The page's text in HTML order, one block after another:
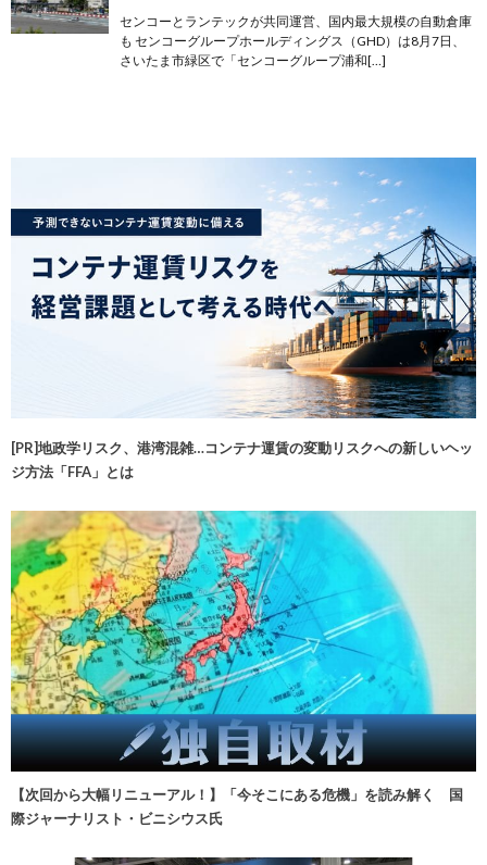
センコーとランテックが共同運営、国内最大規模の自動倉庫
も センコーグループホールディングス（GHD）は8月7日、
さいたま市緑区で「センコーグループ浦和[…]
[PR]地政学リスク、港湾混雑…コンテナ運賃の変動リスクへの新しいヘッ
ジ方法「FFA」とは
【次回から大幅リニューアル！】「今そこにある危機」を読み解く 国
際ジャーナリスト・ビニシウス氏